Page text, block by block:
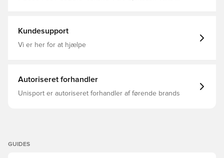
til en tilpasningsdygtig strik, der giver fleksibilitet Med et
klassisk adaptivt snøringssystem Dette er en AG støvle
specielt lavet til kunstgræs.
Nike Prism, Blå
Kundesupport
Vi er her for at hjælpe
Autoriseret forhandler
Unisport er autoriseret forhandler af førende brands
GUIDES